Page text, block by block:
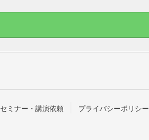
セミナー・講演依頼 プライバシーポリシー